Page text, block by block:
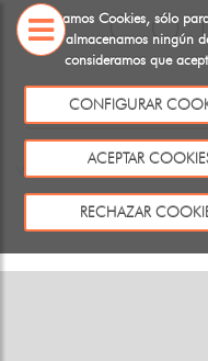
Utilizamos Cookies, sólo
almacenamos ningún
consideramos que
CONFIGURAR
ACEPTAR
RECHAZAR
Este producto no existe o no
Volver